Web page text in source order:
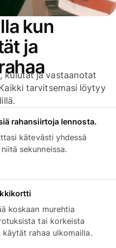
kun
ja
kulutat ja vastaanotat
tarvitsemasi löytyy
rahansiirtoja lennosta.
kätevästi yhdessä
sekunneissa.
koskaan murehtia
tai korkeista
rahaa ulkomailla.